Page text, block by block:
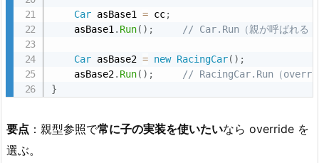
課
題
（5
で
き
Car asBase1 = cc;
    asBase1
. Run( ) ; // Car.Run（親が呼ばれる
Car asBase2 = new RacingCar( ) ;
    asBase2
. Run( ) ;
// RacingCar.Run（
}
要点 ：親型参照で常に子の実装を使いたいなら override を
選ぶ。